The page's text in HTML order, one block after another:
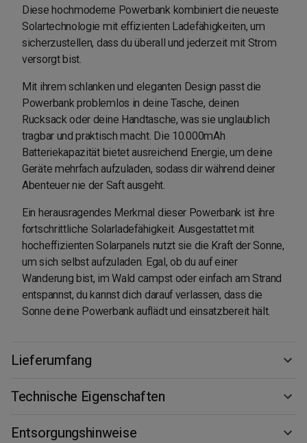
Diese hochmoderne Powerbank kombiniert die neueste
Solartechnologie mit effizienten Ladefähigkeiten, um
sicherzustellen, dass du überall und jederzeit mit Strom
versorgt bist.
Mit ihrem schlanken und eleganten Design passt die
Powerbank problemlos in deine Tasche, deinen
Rucksack oder deine Handtasche, was sie unglaublich
tragbar und praktisch macht. Die 10.000mAh
Batteriekapazität bietet ausreichend Energie, um deine
Geräte mehrfach aufzuladen, sodass dir während deiner
Abenteuer nie der Saft ausgeht.
Ein herausragendes Merkmal dieser Powerbank ist ihre
fortschrittliche Solarladefähigkeit. Ausgestattet mit
hocheffizienten Solarpanels nutzt sie die Kraft der Sonne,
um sich selbst aufzuladen. Egal, ob du auf einer
Wanderung bist, im Wald campst oder einfach am Strand
entspannst, du kannst dich darauf verlassen, dass die
Sonne deine Powerbank auflädt und einsatzbereit hält.
Lieferumfang
Technische Eigenschaften
Entsorgungshinweise